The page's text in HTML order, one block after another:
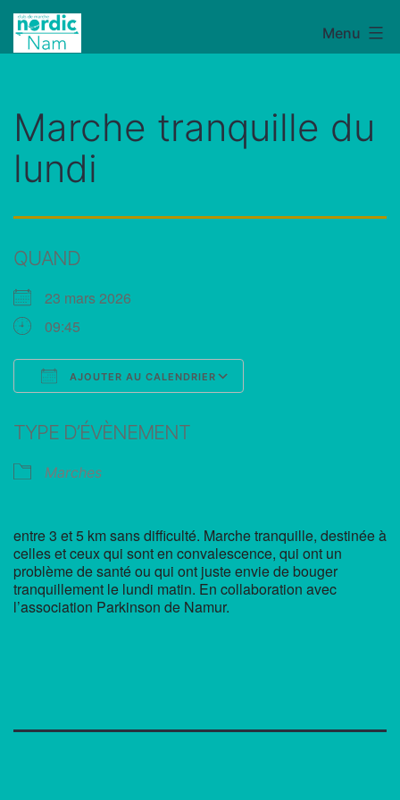
Aller
NordicNam Menu
Marche tranquille du
lundi
QUAND
23 mars 2026
09:45
AJOUTER AU CALENDRIER
TYPE D’ÉVÈNEMENT
Marches
entre 3 et 5 km sans difficulté. Marche tranquille, destinée à
celles et ceux qui sont en convalescence, qui ont un
problème de santé ou qui ont juste envie de bouger
tranquillement le lundi matin. En collaboration avec
l’association Parkinson de Namur.